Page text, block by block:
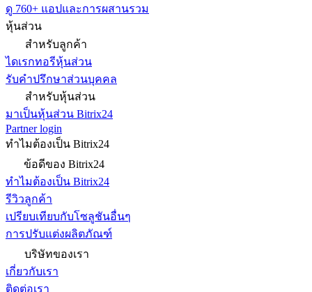
ดู 760+ แอปและการผสานรวม
หุ้นส่วน
สำหรับลูกค้า
ไดเรกทอรีหุ้นส่วน
รับคำปรึกษาส่วนบุคคล
สำหรับหุ้นส่วน
มาเป็นหุ้นส่วน Bitrix24
Partner login
ทำไมต้องเป็น Bitrix24
ข้อดีของ Bitrix24
ทำไมต้องเป็น Bitrix24
รีวิวลูกค้า
เปรียบเทียบกับโซลูชันอื่นๆ
การปรับแต่งผลิตภัณฑ์
บริษัทของเรา
เกี่ยวกับเรา
ติดต่อเรา